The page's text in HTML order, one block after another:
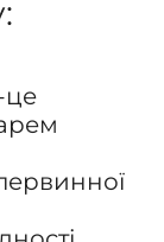
це